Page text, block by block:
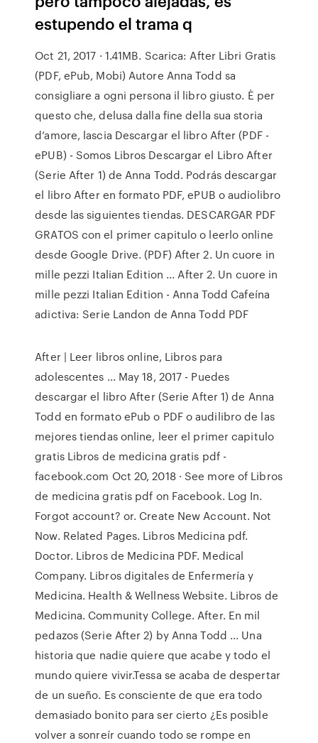
estupendo el trama q
Oct 21, 2017 · 1.41MB. Scarica: After Libri Gratis
(PDF, ePub, Mobi) Autore Anna Todd sa
consigliare a ogni persona il libro giusto. È per
questo che, delusa dalla fine della sua storia
d’amore, lascia Descargar el libro After (PDF -
ePUB) - Somos Libros Descargar el Libro After
(Serie After 1) de Anna Todd. Podrás descargar
el libro After en formato PDF, ePUB o audiolibro
desde las siguientes tiendas. DESCARGAR PDF
GRATOS con el primer capitulo o leerlo online
desde Google Drive. (PDF) After 2. Un cuore in
mille pezzi Italian Edition ... After 2. Un cuore in
mille pezzi Italian Edition - Anna Todd Cafeína
adictiva: Serie Landon de Anna Todd PDF
After | Leer libros online, Libros para
adolescentes ... May 18, 2017 - Puedes
descargar el libro After (Serie After 1) de Anna
Todd en formato ePub o PDF o audilibro de las
mejores tiendas online, leer el primer capitulo
gratis Libros de medicina gratis pdf -
facebook.com Oct 20, 2018 · See more of Libros
de medicina gratis pdf on Facebook. Log In.
Forgot account? or. Create New Account. Not
Now. Related Pages. Libros Medicina pdf.
Doctor. Libros de Medicina PDF. Medical
Company. Libros digitales de Enfermería y
Medicina. Health & Wellness Website. Libros de
Medicina. Community College. After. En mil
pedazos (Serie After 2) by Anna Todd ... Una
historia que nadie quiere que acabe y todo el
mundo quiere vivir.Tessa se acaba de despertar
de un sueño. Es consciente de que era todo
demasiado bonito para ser cierto ¿Es posible
volver a sonreír cuando todo se rompe en